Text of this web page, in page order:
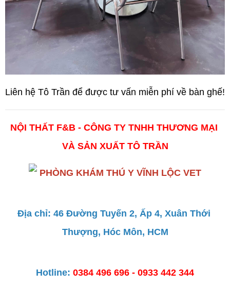
Liên hệ Tô Trần để được tư vấn miễn phí về bàn ghế!
NỘI THẤT F&B - CÔNG TY TNHH THƯƠNG MẠI
VÀ SẢN XUẤT TÔ TRẦN
Địa chỉ: 46 Đường Tuyến 2, Ấp 4, Xuân Thới
Thượng, Hóc Môn, HCM
Hotline: 0384 496 696 - 0933 442 344